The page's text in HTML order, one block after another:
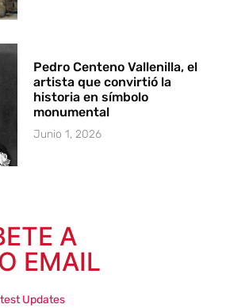
Pedro Centeno Vallenilla, el
artista que convirtió la
historia en símbolo
monumental
Junio 1, 2026
A
EMAIL
Updates